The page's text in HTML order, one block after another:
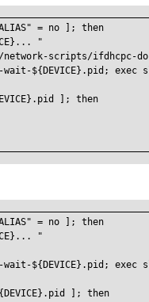
= no ]; then
"
scripts/ifdhcpc-
${DEVICE}.pid; exec
]; then
= no ]; then
"
${DEVICE}.pid; exec
]; then